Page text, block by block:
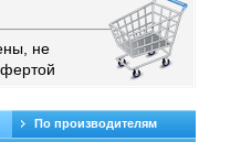
не
По производителям